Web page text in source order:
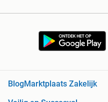
BlogMarktplaats Zakelijk